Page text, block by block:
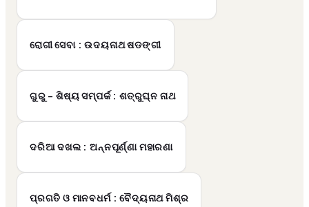
ରୋଗୀ ସେବା : ଉଦୟନାଥ ଷଡଙ୍ଗୀ
ଗୁରୁ - ଶିଷ୍ୟ ସମ୍ପର୍କ : ଶତ୍ରୁଘ୍ନ ନାଥ
ଦରିଆ ଦଖଲ : ଅନ୍ନପୂର୍ଣ୍ଣା ମହାରଣା
ପ୍ରଗତି ଓ ମାନବଧର୍ମ : ବୈଦ୍ୟନାଥ ମିଶ୍ର